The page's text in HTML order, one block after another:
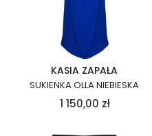
KASIA ZAPAŁA
SUKIENKA OLLA NIEBIESKA
1 150,00 zł